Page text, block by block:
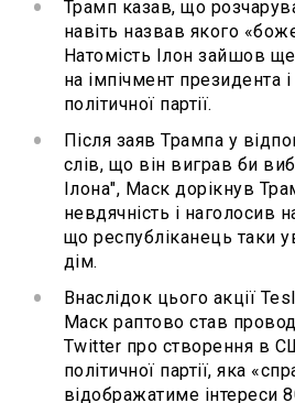
Трамп казав, що
навіть назвав якого
Натомість Ілон зайшов
на імпічмент президента
політичної партії.
Після заяв Трампа у
слів, що він виграв би
Ілона", Маск дорікнув
невдячність і наголосив
що республіканець таки
дім.
Внаслідок цього акції
Маск раптово став
Twitter про створення в
політичної партії, яка
відображатиме інтереси